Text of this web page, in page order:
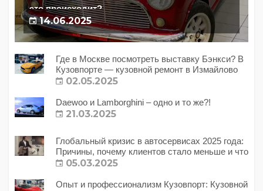
это происходит?
14.06.2025
Где в Москве посмотреть выставку Бэнкси? В
Кузовпорте — кузовной ремонт в Измайлово
02.05.2025
Daewoo и Lamborghini – одно и то же?!
21.03.2025
Глобальный кризис в автосервисах 2025 года:
Причины, почему клиентов стало меньше и что
с этим делать?
05.03.2025
Опыт и профессионализм Кузовпорт: Кузовной